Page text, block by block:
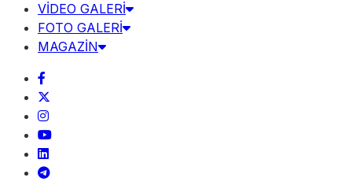
VİDEO GALERİ
FOTO GALERİ
MAGAZİN